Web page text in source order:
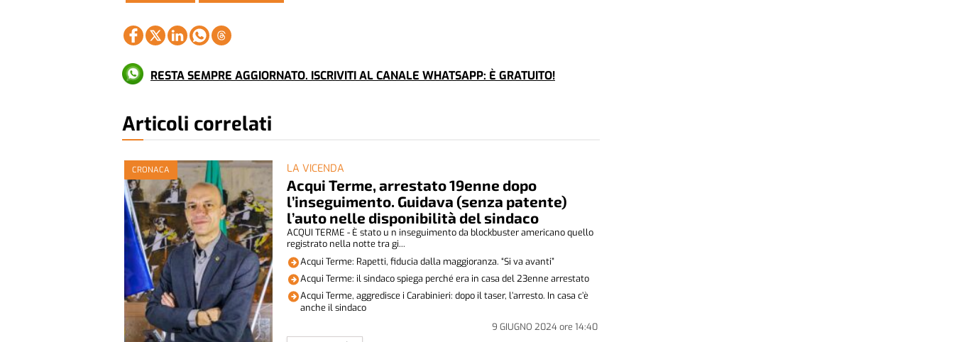
RESTA SEMPRE AGGIORNATO. ISCRIVITI AL CANALE WHATSAPP: È GRATUITO!
Articoli correlati
CRONACA LA VICENDA
Acqui Terme, arrestato 19enne dopo
l’inseguimento. Guidava (senza patente)
l’auto nelle disponibilità del sindaco
9 GIUGNO 2024ore 14:40
ACQUI TERME - È stato u n inseguimento da blockbuster americano quello
registrato nella notte tra gi...
Acqui Terme: Rapetti, fiducia dalla maggioranza. “Si va avanti”
Acqui Terme: il sindaco spiega perché era in casa del 23enne arrestato
Acqui Terme, aggredisce i Carabinieri: dopo il taser, l’arresto. In casa c’è
anche il sindaco